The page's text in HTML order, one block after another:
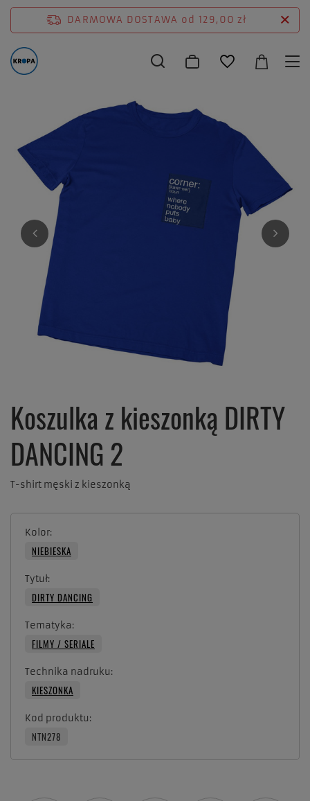
DARMOWA DOSTAWA od 129,00 zł
Koszulka z kieszonką DIRTY
DANCING 2
T-shirt męski z kieszonką
Kolor
NIEBIESKA
Tytuł
DIRTY DANCING
Tematyka
FILMY / SERIALE
Technika nadruku
KIESZONKA
Kod produktu
NTN278